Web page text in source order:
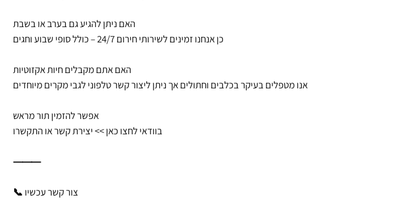
האם ניתן להגיע גם בערב או בשבת
כן אנחנו זמינים לשירותי חירום 24/7 – כולל סופי שבוע וחגים
האם אתם מקבלים חיות אקזוטיות
אנו מטפלים בעיקר בכלבים וחתולים אך ניתן ליצור קשר טלפוני לגבי מקרים מיוחדים
אפשר להזמין תור מראש
בוודאי לחצו כאן >> יצירת קשר או התקשרו
⸻
📞 צור קשר עכשיו